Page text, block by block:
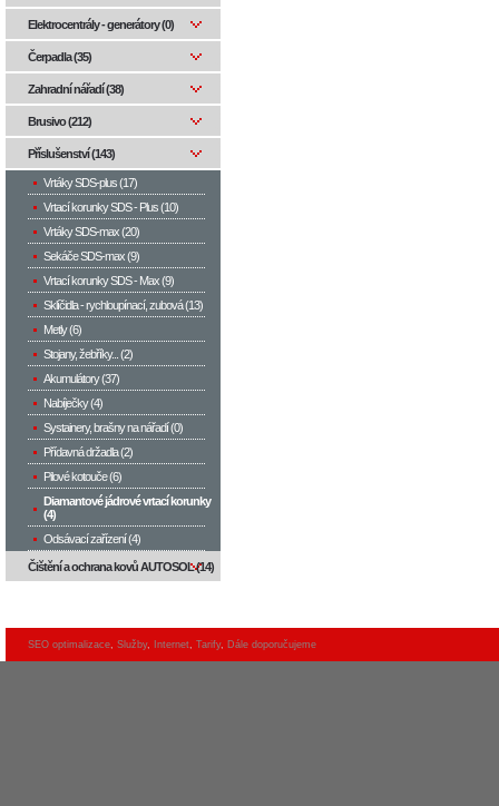
Elektrocentrály - generátory (0)
Čerpadla (35)
Zahradní nářadí (38)
Brusivo (212)
Příslušenství (143)
Vrtáky SDS-plus (17)
Vrtací korunky SDS - Plus (10)
Vrtáky SDS-max (20)
Sekáče SDS-max (9)
Vrtací korunky SDS - Max (9)
Sklíčidla - rychloupínací, zubová (13)
Metly (6)
Stojany, žebříky... (2)
Akumulátory (37)
Nabíječky (4)
Systainery, brašny na nářadí (0)
Přídavná držadla (2)
Pilové kotouče (6)
Diamantové jádrové vrtací korunky
(4)
Odsávací zařízení (4)
Čištění a ochrana kovů AUTOSOL (14)
SEO optimalizace, Služby, Internet, Tarify, Dále doporučujeme